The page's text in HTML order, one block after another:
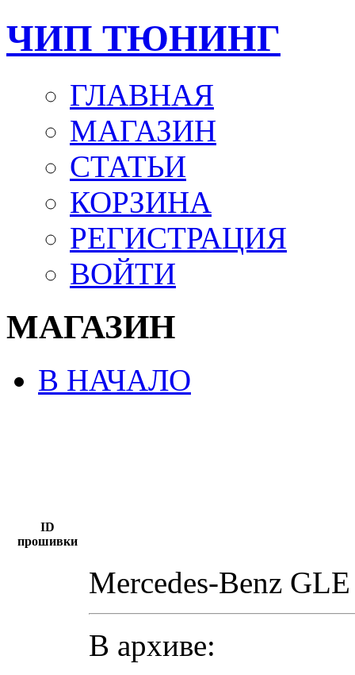
ЧИП ТЮНИНГ
ГЛАВНАЯ
МАГАЗИН
СТАТЬИ
КОРЗИНА
РЕГИСТРАЦИЯ
ВОЙТИ
МАГАЗИН
В НАЧАЛО
ID
прошивки
Mercedes-Benz
В архиве: